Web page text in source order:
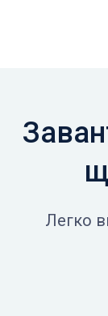
Легко